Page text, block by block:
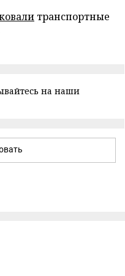
транспортные
на наши